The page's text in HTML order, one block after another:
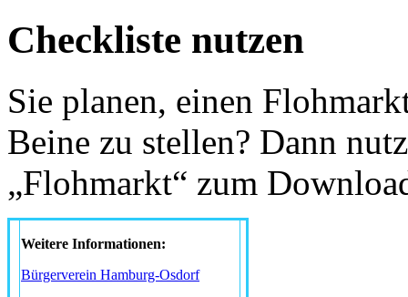
Checkliste nutzen
Sie planen, einen
Beine zu stellen? Dann
„Flohmarkt“ zum
Weitere Informationen:
Bürgerverein Hamburg-Osdorf